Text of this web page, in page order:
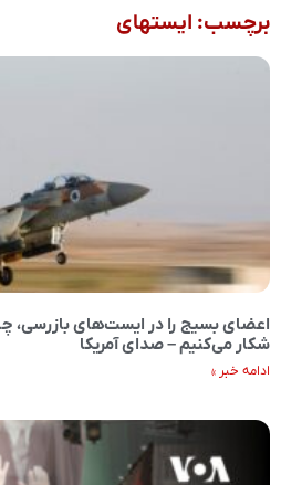
برچسب: ایستهای
اعضای بسیج را در ایست‌های بازرسی،
شکار می‌کنیم – صدای آمریکا
ادامه خبر »